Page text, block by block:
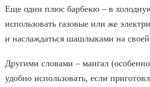
Еще один плюс барбекю – в
использовать газовые или же
и наслаждаться шашлыками на
Другими словами – мангал
удобно использовать, если